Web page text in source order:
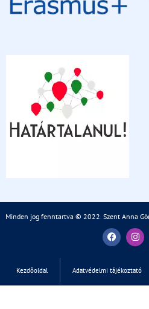
Minden jog fenntartva © 2022 Szent Anna
Kezdőoldal Adatvédelmi tájékoztató